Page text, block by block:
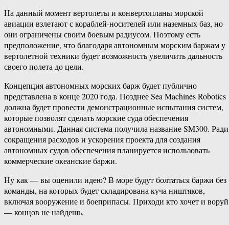
На данный момент вертолеты и конвертопланы морской
авиации взлетают с кораблей-носителей или наземных баз, но
они ограничены своим боевым радиусом. Поэтому есть
предположение, что благодаря автономным морским баржам у
вертолетной техники будет возможность увеличить дальность
своего полета до цели.
Концепция автономных морских барж будет публично
представлена в конце 2020 года. Позднее Sea Machines Robotics
должна будет провести демонстрационные испытания систем,
которые позволят сделать морские суда обеспечения
автономными. Данная система получила название SM300. Ради
сокращения расходов и ускорения проекта для создания
автономных судов обеспечения планируется использовать
коммерческие океанские баржи.
Ну как — вы оценили идею? В море будут болтаться баржи без
команды, на которых будет складирована куча ништяков,
включая вооружение и боеприпасы. Приходи кто хочет и воруй
— концов не найдешь.